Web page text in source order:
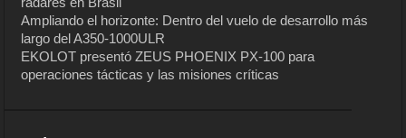
Ampliando el horizonte: Dentro del vuelo de desarrollo más
largo del A350-1000ULR
EKOLOT presentó ZEUS PHOENIX PX-100 para
operaciones tácticas y las misiones críticas